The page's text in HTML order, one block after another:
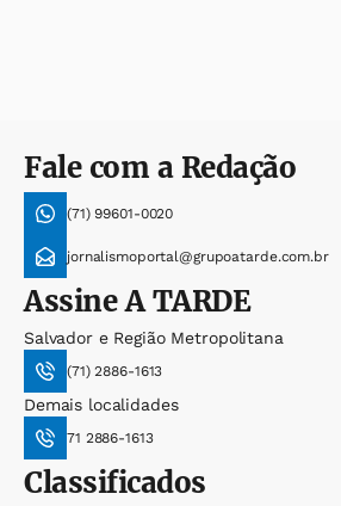
Fale com a Redação
(71) 99601-0020
jornalismoportal@grupoatarde.com.br
AssineA TARDE
Salvador e Região Metropolitana
(71) 2886-1613
Demais localidades
71 2886-1613
Classificados